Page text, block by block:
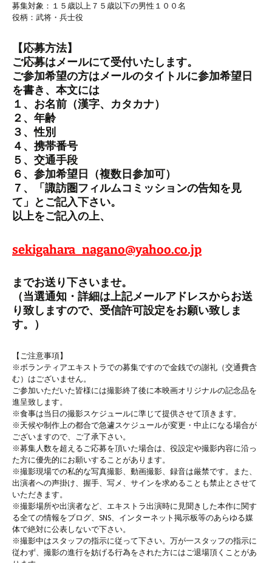
募集対象：１５歳以上７５歳以下の男性１００名
役柄：武将・兵士役
【応募方法】
ご応募はメールにて受付いたします。
ご参加希望の方はメールのタイトルに参加希望日
を書き、本文には
１、お名前（漢字、カタカナ）
２、年齢
３、性別
４、携帯番号
５、交通手段
６、参加希望日（複数日参加可）
７、「諏訪圏フィルムコミッションの告知を見
て」とご記入下さい。
以上をご記入の上、
sekigahara_nagano@yahoo.co.jp
までお送り下さいませ。
（当選通知・詳細は上記メールアドレスからお送
り致しますので、受信許可設定をお願い致しま
す。）
【ご注意事項】
※ボランティアエキストラでの募集ですので金銭での謝礼（交通費含
む）はございません。
ご参加いただいた皆様には撮影終了後に本映画オリジナルの記念品を
進呈致します。
※食事は当日の撮影スケジュールに準じて提供させて頂きます。
※天候や制作上の都合で急遽スケジュールが変更・中止になる場合が
ございますので、ご了承下さい。
※募集人数を超えるご応募を頂いた場合は、役設定や撮影内容に沿っ
た方に優先的にお願いすることがあります。
※撮影現場での私的な写真撮影、動画撮影、録音は厳禁です。また、
出演者への声掛け、握手、写メ、サインを求めることも禁止とさせて
いただきます。
※撮影場所や出演者など、エキストラ出演時に見聞きした本作に関す
る全ての情報をブログ、SNS、インターネット掲示板等のあらゆる媒
体で絶対に公表しないで下さい。
※撮影中はスタッフの指示に従って下さい。万が一スタッフの指示に
従わず、撮影の進行を妨げる行為をされた方にはご退場頂くことがあ